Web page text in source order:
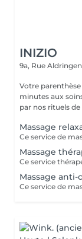
INIZIO
9a, Rue Aldringen
Votre
minutes aux
par nos rituels de
Massage
Massage
Massage anti-